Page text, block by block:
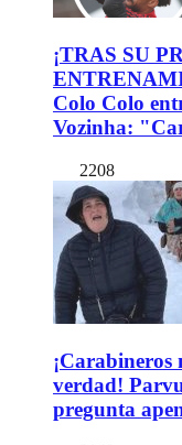
¡TRAS SU
Colo Colo
Vozinha:
2208
¡Carabineros
verdad!
pregunta